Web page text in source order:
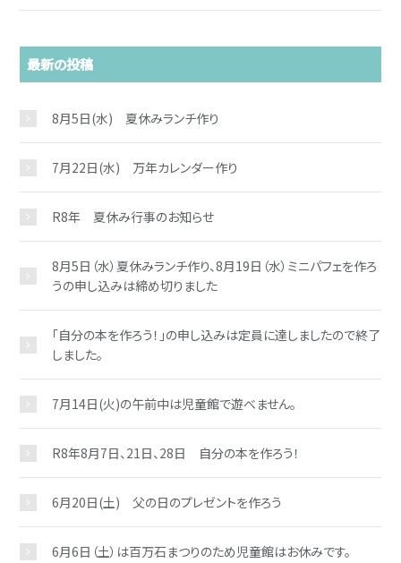
最新の投稿
8月5日(水) 夏休みランチ作り
7月22日(水) 万年カレンダー作り
R8年 夏休み行事のお知らせ
8月5日（水）夏休みランチ作り、8月19日（水）ミニパフェを作ろ
うの申し込みは締め切りました
「自分の本を作ろう！」の申し込みは定員に達しましたので終了
しました。
7月14日(火)の午前中は児童館で遊べません。
R8年8月7日、21日、28日 自分の本を作ろう！
6月20日(土) 父の日のプレゼントを作ろう
6月6日（土）は百万石まつりのため児童館はお休みです。